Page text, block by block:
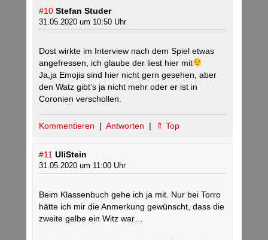
#10 Stefan Studer
31.05.2020 um 10:50 Uhr
Dost wirkte im Interview nach dem Spiel etwas
angefressen, ich glaube der liest hier mit
Ja,ja Emojis sind hier nicht gern gesehen, aber
den Watz gibt’s ja nicht mehr oder er ist in
Coronien verschollen.
Kommentieren | Antworten | ⇑ Top
#11 UliStein
31.05.2020 um 11:00 Uhr
Beim Klassenbuch gehe ich ja mit. Nur bei Torro
hätte ich mir die Anmerkung gewünscht, dass die
zweite gelbe ein Witz war…